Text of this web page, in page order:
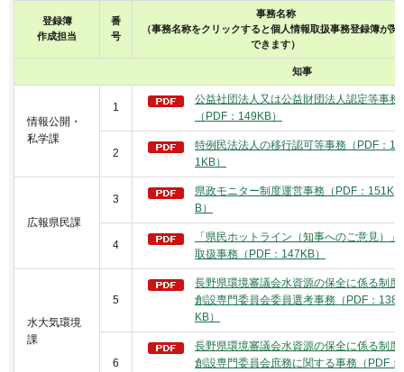
登録簿
作成担当
番
号
事務名称
（事務名称をクリックすると個人情報取扱事務登録簿が閲
できます）
知事
情報公開・
私学課
1
公益社団法人又は公益財団法人認定等事務
（PDF：149KB）
2
特例民法法人の移行認可等事務（PDF：14
1KB）
広報県民課
3
県政モニター制度運営事務（PDF：151K
B）
4
「県民ホットライン（知事へのご意見）」
取扱事務（PDF：147KB）
水大気環境
課
5
長野県環境審議会水資源の保全に係る制度
創設専門委員会委員選考事務（PDF：138
KB）
6
長野県環境審議会水資源の保全に係る制度
創設専門委員会庶務に関する事務（PDF：